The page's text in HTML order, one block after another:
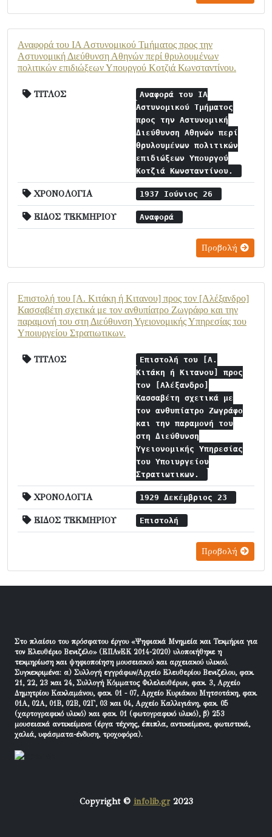
Αναφορά του ΙΑ Αστυνομικού Τμήματος προς την
Αστυνομική Διεύθυνση Αθηνών περί θρυλουμένων
πολιτικών επιδιώξεων Υπουργού Κοτζιά Κωνσταντίνου.
ΤΙΤΛΟΣ
Αναφορά του ΙΑ
Αστυνομικού Τμήματος
προς την Αστυνομική
Διεύθυνση Αθηνών περί
θρυλουμένων πολιτικών
επιδιώξεων Υπουργού
Κοτζιά Κωνσταντίνου.
ΧΡΟΝΟΛΟΓΙΑ 1937 Ιούνιος 26
ΕΙΔΟΣ ΤΕΚΜΗΡΙΟΥ Αναφορά
Προβολή
Επιστολή του [Α. Κιτάκη ή Κιτανου] προς τον [Αλέξανδρο]
Κασσαβέτη σχετικά με τον ανθυπίατρο Ζωγράφο και την
παραμονή του στη Διεύθυνση Υγειονομικής Υπηρεσίας του
Υποιυργείου Στρατιωτικων.
ΤΙΤΛΟΣ
Επιστολή του [Α.
Κιτάκη ή Κιτανου] προς
τον [Αλέξανδρο]
Κασσαβέτη σχετικά με
τον ανθυπίατρο Ζωγράφο
και την παραμονή του
στη Διεύθυνση
Υγειονομικής Υπηρεσίας
του Υποιυργείου
Στρατιωτικων.
ΧΡΟΝΟΛΟΓΙΑ 1929 Δεκέμβριος 23
ΕΙΔΟΣ ΤΕΚΜΗΡΙΟΥ Επιστολή
Προβολή
Στο πλαίσιο του πρόσφατου έργου «Ψηφιακά Μνημεία και Τεκμήρια για
τον Ελευθέριο Βενιζέλο» (ΕΠΑνΕΚ 2014-2020) υλοποιήθηκε η
τεκμηρίωση και ψηφιοποίηση μουσειακού και αρχειακού υλικού.
Συγκεκριμένα: α) Συλλογή εγγράφων/Αρχείο Ελευθερίου Βενιζέλου, φακ.
21, 22, 23 και 24, Συλλογή Κόμματος Φιλελευθέρων, φακ. 3, Αρχείο
Δημητρίου Κακλαμάνου, φακ. 01 - 07, Αρχείο Κυριάκου Μητσοτάκη, φακ.
01Α, 02Α, 01Β, 02Β, 02Γ, 03 και 04, Αρχείο Καλλιγιάνη, φακ. 05
(χαρτογραφικό υλικό) και φακ. 01 (φωτογραφικό υλικό), β) 253
μουσειακά αντικείμενα (έργα τέχνης, έπιπλα, αντικείμενα, φωτιστικά,
χαλιά, υφάσματα-ένδυση, τροχοφόρα).
Copyright © infolib.gr2023